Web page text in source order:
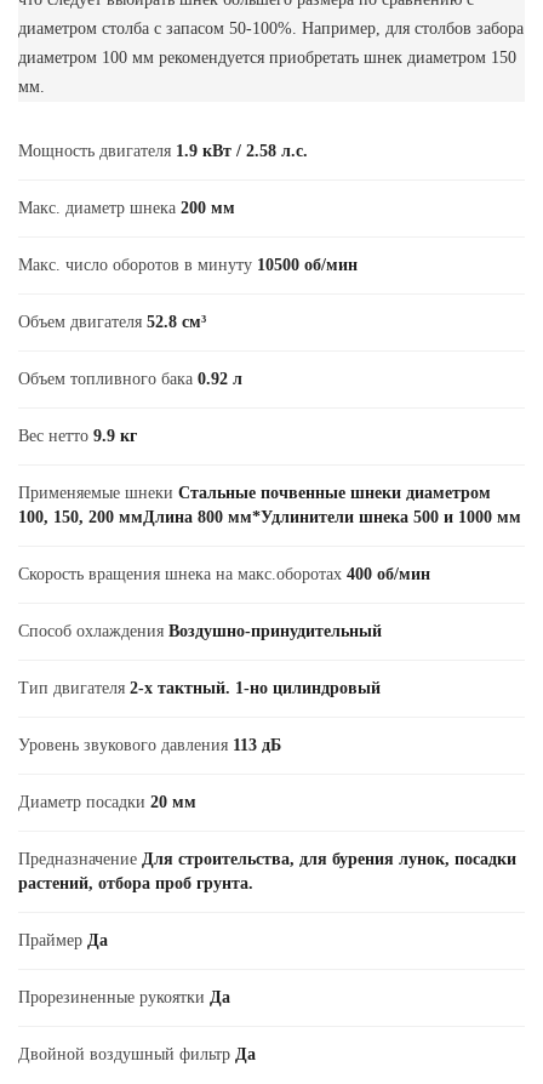
диаметром столба с запасом 50-100%. Например, для столбов забора
диаметром 100 мм рекомендуется приобретать шнек диаметром 150
мм.
Мощность двигателя 1.9 кВт / 2.58 л.с.
Макс. диаметр шнека 200 мм
Макс. число оборотов в минуту 10500 об/мин
Объем двигателя 52.8 см³
Объем топливного бака 0.92 л
Вес нетто 9.9 кг
Применяемые шнеки Стальные почвенные шнеки диаметром
100, 150, 200 ммДлина 800 мм*Удлинители шнека 500 и 1000 мм
Скорость вращения шнека на макс.оборотах 400 об/мин
Способ охлаждения Воздушно-принудительный
Тип двигателя 2-х тактный. 1-но цилиндровый
Уровень звукового давления 113 дБ
Диаметр посадки 20 мм
Предназначение Для строительства, для бурения лунок, посадки
растений, отбора проб грунта.
Праймер Да
Прорезиненные рукоятки Да
Двойной воздушный фильтр Да